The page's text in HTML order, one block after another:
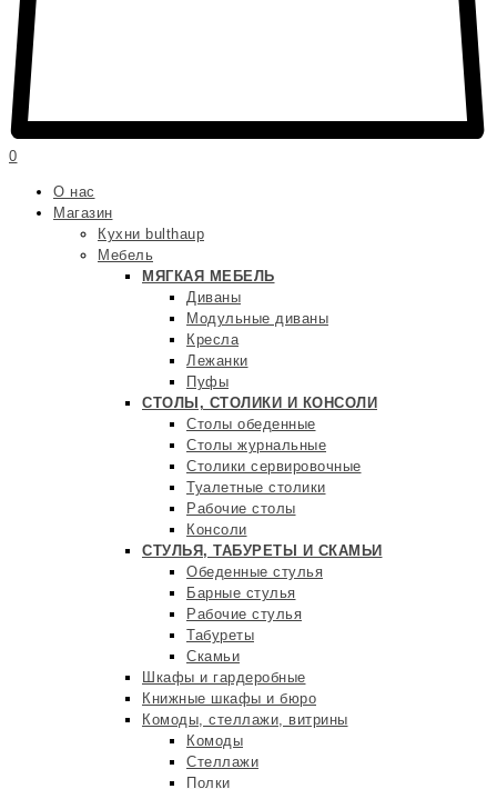
0
О нас
Магазин
Кухни bulthaup
Мебель
МЯГКАЯ МЕБЕЛЬ
Диваны
Модульные диваны
Кресла
Лежанки
Пуфы
СТОЛЫ, СТОЛИКИ И КОНСОЛИ
Столы обеденные
Столы журнальные
Столики сервировочные
Туалетные столики
Рабочие столы
Консоли
СТУЛЬЯ, ТАБУРЕТЫ И СКАМЬИ
Обеденные стулья
Барные стулья
Рабочие стулья
Табуреты
Скамьи
Шкафы и гардеробные
Книжные шкафы и бюро
Комоды, стеллажи, витрины
Комоды
Стеллажи
Полки